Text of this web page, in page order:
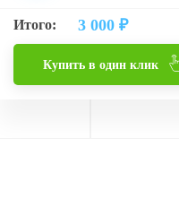
Итого: 3 000 ₽
Купить в один клик